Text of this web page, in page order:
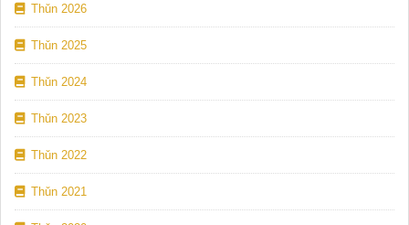
Thǔn 2026
Thǔn 2025
Thǔn 2024
Thǔn 2023
Thǔn 2022
Thǔn 2021